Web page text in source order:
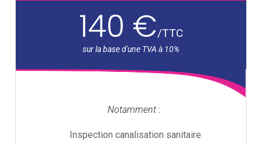
140 €/TTC
Notamment :
Inspection canalisation sanitaire